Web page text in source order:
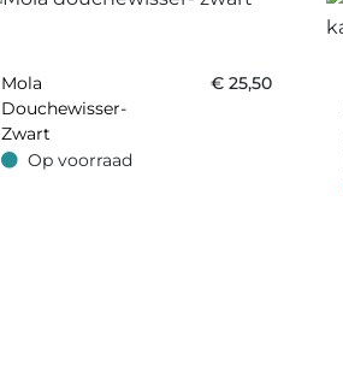
Mola
Douchewisser-
Zwart
€ 25,50
Op voorraad
Op voorraad